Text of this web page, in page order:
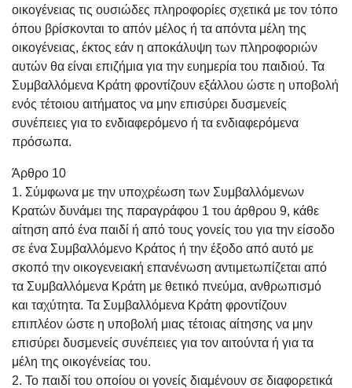
οικογένειας τις ουσιώδες πληροφορίες σχετικά με τον τόπο
όπου βρίσκονται το απόν μέλος ή τα απόντα μέλη της
οικογένειας, έκτος εάν η αποκάλυψη των πληροφοριών
αυτών θα είναι επιζήμια για την ευημερία του παιδιού. Τα
Συμβαλλόμενα Κράτη φροντίζουν εξάλλου ώστε η υποβολή
ενός τέτοιου αιτήματος να μην επισύρει δυσμενείς
συνέπειες για το ενδιαφερόμενο ή τα ενδιαφερόμενα
πρόσωπα.
Άρθρο 10
1. Σύμφωνα με την υποχρέωση των Συμβαλλόμενων
Κρατών δυνάμει της παραγράφου 1 του άρθρου 9, κάθε
αίτηση από ένα παιδί ή από τους γονείς του για την είσοδο
σε ένα Συμβαλλόμενο Κράτος ή την έξοδο από αυτό με
σκοπό την οικογενειακή επανένωση αντιμετωπίζεται από
τα Συμβαλλόμενα Κράτη με θετικό πνεύμα, ανθρωπισμό
και ταχύτητα. Τα Συμβαλλόμενα Κράτη φροντίζουν
επιπλέον ώστε η υποβολή μιας τέτοιας αίτησης να μην
επισύρει δυσμενείς συνέπειες για τον αιτούντα ή για τα
μέλη της οικογένείας του.
2. Το παιδί του οποίου οι γονείς διαμένουν σε διαφορετικά